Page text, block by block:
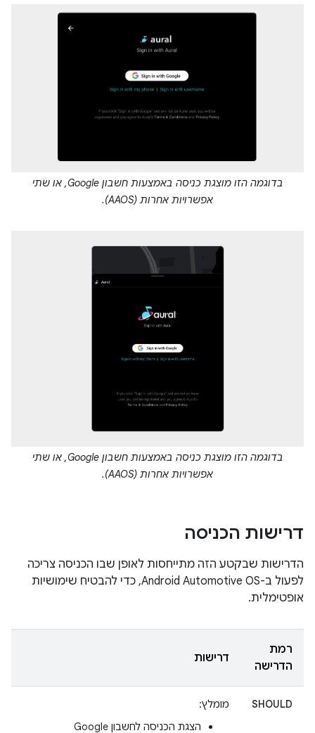
בדוגמה הזו מוצגת כניסה באמצעות חשבון Google, או שתי
אפשרויות אחרות (AAOS).
בדוגמה הזו מוצגת כניסה באמצעות חשבון Google, או שתי
אפשרויות אחרות (AAOS).
דרישות הכניסה
הדרישות שבקטע הזה מתייחסות לאופן שבו הכניסה צריכה
לפעול ב-Android Automotive OS, כדי להבטיח שימושיות
אופטימלית.
רמת
הדרישה
דרישות
SHOULD
מומלץ:
הצגת הכניסה לחשבון Google